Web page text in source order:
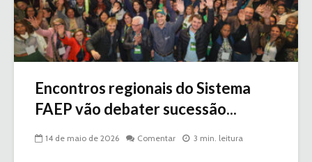
Encontros regionais do Sistema
FAEP vão debater sucessão...
14 de maio de 2026 Comentar 3 min. leitura